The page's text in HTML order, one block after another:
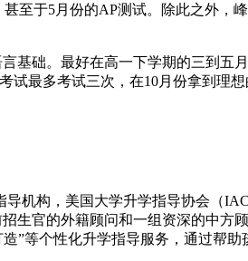
至于5月份的AP测试。除此之外，
础。最好在高一下学期的三到五
最多考试三次，在10月份拿到理
构，美国大学升学指导协会（
生官的外籍顾问和一组资深的中方
”等个性化升学指导服务，通过帮